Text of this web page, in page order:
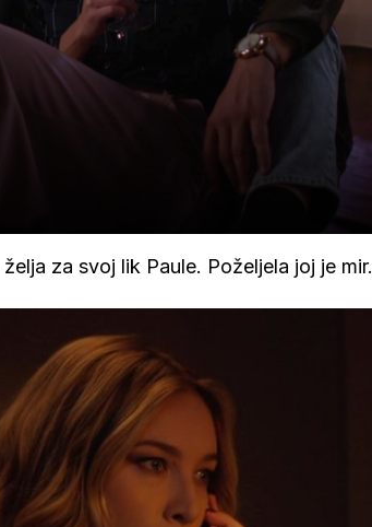
za svoj lik Paule. Poželjela joj je mir.